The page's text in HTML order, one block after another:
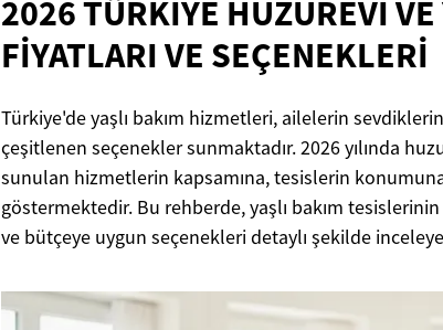
2026 TÜRKIYE HUZUREVI
FIYATLARI VE SEÇENEKLERI
Türkiye'de yaşlı bakım hizmetleri, ailelerin
çeşitlenen seçenekler sunmaktadır. 2026 yılında
sunulan hizmetlerin kapsamına, tesislerin
göstermektedir. Bu rehberde, yaşlı bakım
ve bütçeye uygun seçenekleri detaylı şekilde